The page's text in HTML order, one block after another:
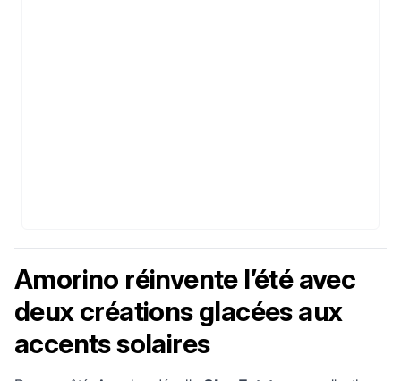
Amorino réinvente l’été avec
deux créations glacées aux
accents solaires